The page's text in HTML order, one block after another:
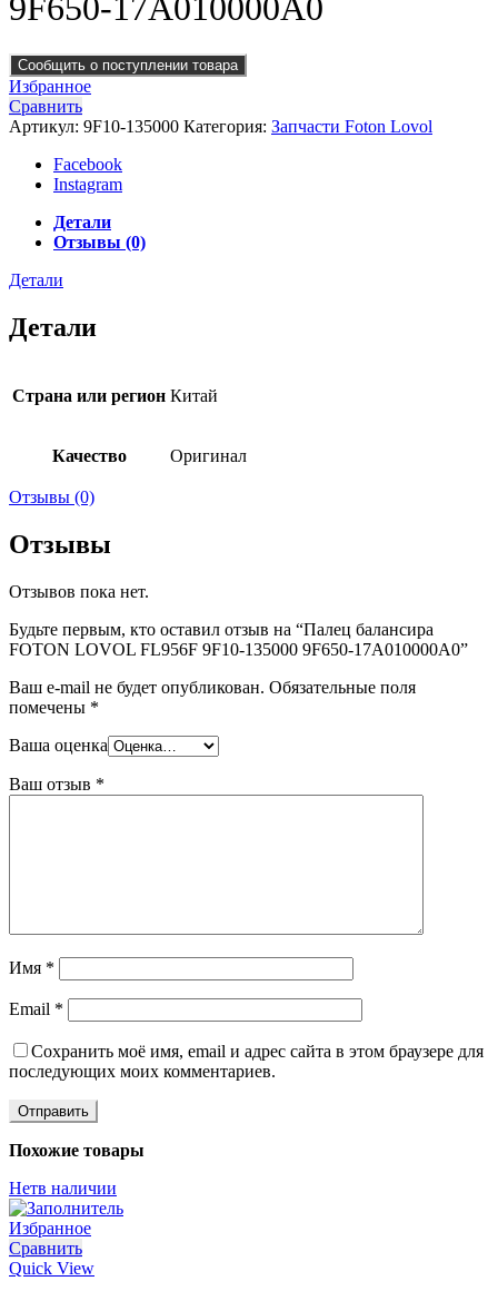
9F650-17A010000A0
Сообщить о поступлении товара
Избранное
Сравнить
Артикул: 9F10-135000 Категория: Запчасти Foton Lovol
Facebook
Instagram
Детали
Отзывы (0)
Детали
Детали
Страна или регион Китай
Качество Оригинал
Отзывы (0)
Отзывы
Отзывов пока нет.
Будьте первым, кто оставил отзыв на “Палец балансира
FOTON LOVOL FL956F 9F10-135000 9F650-17A010000A0”
Ваш e-mail не будет опубликован. Обязательные поля
помечены *
Ваша оценка
Ваш отзыв *
Имя *
Email *
Сохранить моё имя, email и адрес сайта в этом браузере для
последующих моих комментариев.
Похожие товары
Нетв наличии
Избранное
Сравнить
Quick View